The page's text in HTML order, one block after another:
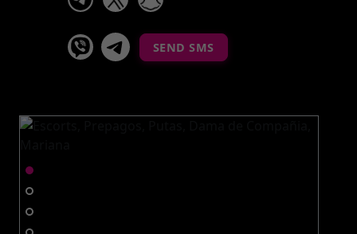
viber Telegram La Celestina
SEND SMS